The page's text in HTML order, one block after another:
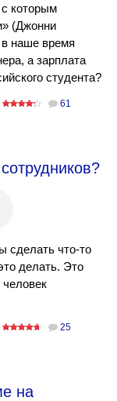
которым
(Джонни
наше время
а зарплата
студента?
61
сделать что-то
делать. Это
25
на